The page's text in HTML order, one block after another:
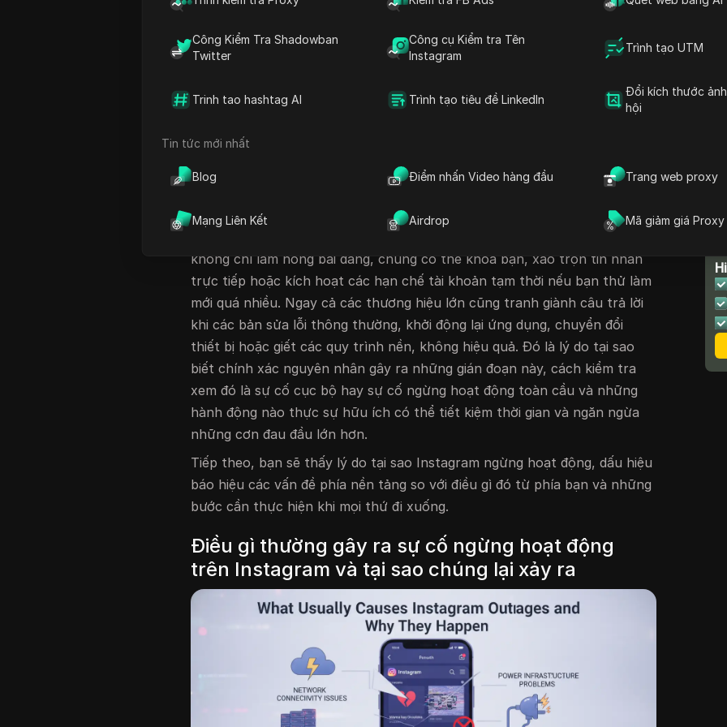
Công Kiểm Tra Shadowban
Twitter
Công cụ Kiểm tra Tên
Instagram
Trình tạo UTM
Trinh tao hashtag AI Trình tạo tiêu đề LinkedIn
Đổi kích thước
hội
Tin tức mới nhất
Blog Điểm nhấn Video hàng đầu Trang web proxy
Mạng Liên Kết Airdrop Mã giảm giá Proxy
trống. Sự cố ngừng hoạt động đó không phải là một lần.
Sự cố ngừng
hoạt động trên Instagram
đã làm gián đoạn việc sử dụng hàng ngày của
hàng triệu người trong năm nay, thường không có cảnh báo. Đối với người
trên Instagram hôm nay cũng có thể đồng nghĩa với việc mất tương tác
cung cấp nhiều hơn một bản cập nhật mơ hồ, vì vậy người dùng tràn
ngập DownDetector và X với ảnh chụp màn hình và các câu hỏi như
"Instagram có ngừng hoạt động không?" hoặc "Instagram không hoạt
Điều khiến hầu hết mọi người mất cảnh giác là sự cố ngừng hoạt động
không chỉ làm hỏng bài đăng, chúng có thể khóa bạn, xáo trộn tin nhắn
trực tiếp hoặc kích hoạt các hạn chế tài khoản tạm thời nếu bạn thử làm
mới quá nhiều. Ngay cả các thương hiệu lớn cũng tranh giành câu trả lời
khi các bản sửa lỗi thông thường, khởi động lại ứng dụng, chuyển đổi
thiết bị hoặc giết các quy trình nền, không hiệu quả. Đó là lý do tại sao
biết chính xác nguyên nhân gây ra những gián đoạn này, cách kiểm tra
xem đó là sự cố cục bộ hay sự cố ngừng hoạt động toàn cầu và những
hành động nào thực sự hữu ích có thể tiết kiệm thời gian và ngăn ngừa
những cơn đau đầu lớn hơn.
Tiếp theo, bạn sẽ thấy lý do tại sao Instagram ngừng hoạt động, dấu hiệu
báo hiệu các vấn đề phía nền tảng so với điều gì đó từ phía bạn và những
bước cần thực hiện khi mọi thứ đi xuống.
Điều gì thường gây ra sự cố ngừng hoạt động
trên Instagram và tại sao chúng lại xảy ra